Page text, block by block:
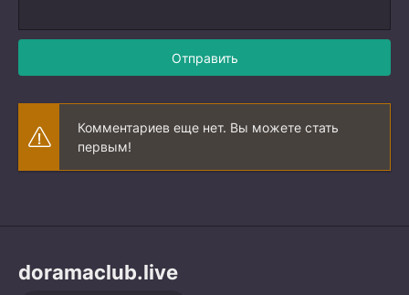
Отправить
Комментариев еще нет. Вы можете стать
первым!
doramaclub.live